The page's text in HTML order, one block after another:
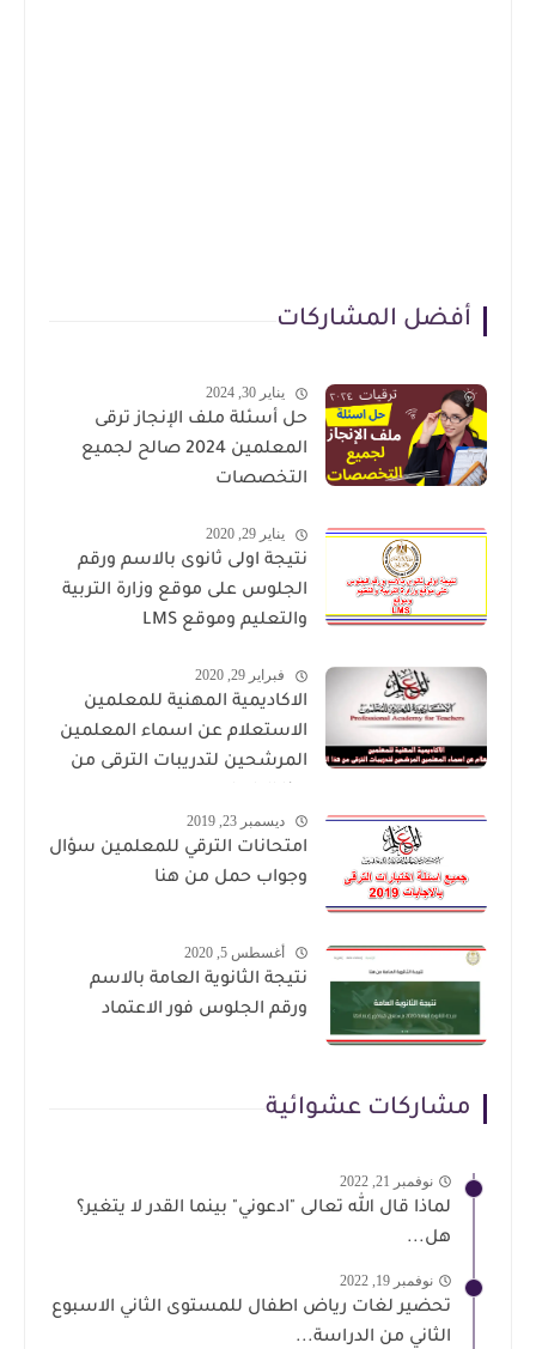
أفضل المشاركات
يناير 30, 2024
حل أسئلة ملف الإنجاز ترقى
المعلمين 2024 صالح لجميع
التخصصات
يناير 29, 2020
نتيجة اولى ثانوى بالاسم ورقم
الجلوس على موقع وزارة التربية
والتعليم وموقع LMS
فبراير 29, 2020
الاكاديمية المهنية للمعلمين
الاستعلام عن اسماء المعلمين
المرشحين لتدريبات الترقى من
ديسمبر 23, 2019
امتحانات الترقي للمعلمين سؤال
وجواب حمل من هنا
أغسطس 5, 2020
نتيجة الثانوية العامة بالاسم
ورقم الجلوس فور الاعتماد
مشاركات عشوائية
نوفمبر 21, 2022
لماذا قال الله تعالى "ادعوني" بينما القدر لا يتغير؟
هل...
نوفمبر 19, 2022
تحضير لغات رياض اطفال للمستوى الثاني الاسبوع
الثاني من الدراسة...